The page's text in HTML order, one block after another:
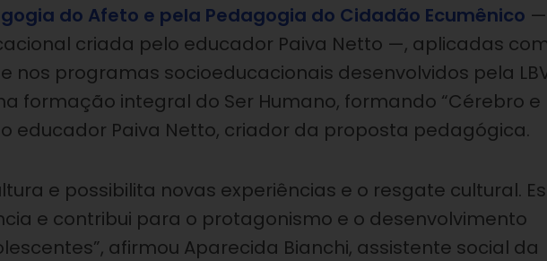
do Afeto e pela Pedagogia do Cidadão Ecumênico —
criada pelo educador Paiva Netto —, aplicadas
nos programas socioeducacionais desenvolvidos pela
formação integral do Ser Humano, formando “Cérebro e
educador Paiva Netto, criador da proposta pedagógica.
e possibilita novas experiências e o resgate cultural.
e contribui para o protagonismo e o desenvolvimento
afirmou Aparecida Bianchi, assistente social da